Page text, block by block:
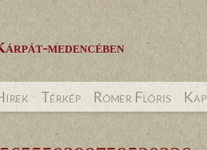
medencében
Térkép Rómer Flóris